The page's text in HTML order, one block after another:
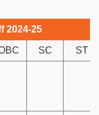
2024-25
SC ST